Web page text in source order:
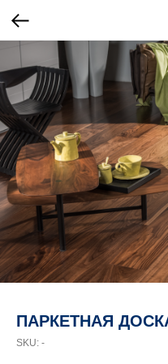
ПАРКЕТНАЯ
SKU: -